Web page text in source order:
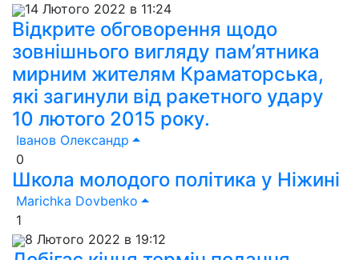
14 Лютого 2022 в 11:24
Відкрите обговорення щодо
зовнішнього вигляду пам’ятника
мирним жителям Краматорська,
які загинули від ракетного удару
10 лютого 2015 року.
Іванов Олександр
0
Школа молодого політика у Ніжині
Marichka Dovbenko
1
8 Лютого 2022 в 19:12